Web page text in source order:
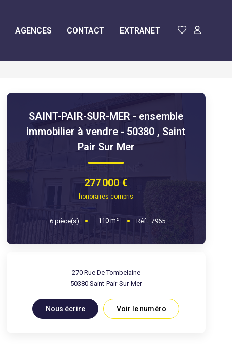
AGENCES CONTACT EXTRANET
SAINT-PAIR-SUR-MER - ensemble
immobilier à vendre - 50380 , Saint
Pair Sur Mer
277 000 €
honoraires compris
6pièce(s) 110m² Réf :7965
270 Rue De Tombelaine
50380 Saint-Pair-Sur-Mer
Nous écrire Voir le numéro